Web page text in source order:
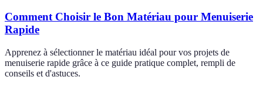
Comment Choisir le Bon Matériau pour Menuiserie
Rapide
Apprenez à sélectionner le matériau idéal pour vos projets de
menuiserie rapide grâce à ce guide pratique complet, rempli de
conseils et d'astuces.